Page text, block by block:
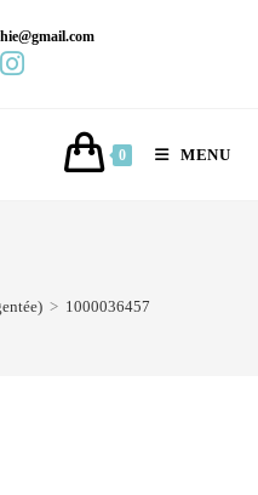
0 MENU
> 1000036457